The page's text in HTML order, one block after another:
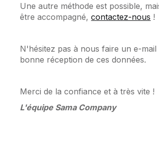
Une autre méthode est possible,
être accompagné,contactez-nous !
N'hésitez pas à nous faire un e-
bonne réception de ces données.
Merci de la confiance et à très vite !
L'équipe Sama Company